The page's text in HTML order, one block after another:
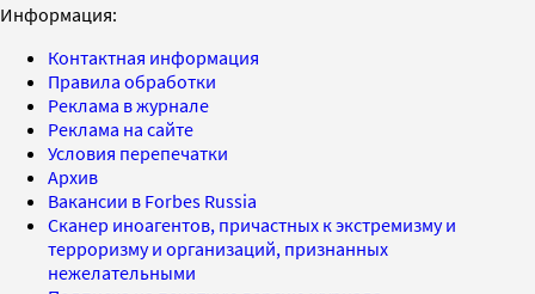
Информация:
Контактная информация
Правила обработки
Реклама в журнале
Реклама на сайте
Условия перепечатки
Архив
Вакансии в Forbes Russia
Сканер иноагентов, причастных к экстремизму и
терроризму и организаций, признанных
нежелательными